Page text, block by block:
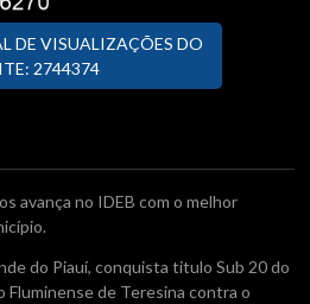
DE VISUALIZAÇÕES DO
2744374
avança no IDEB com o melhor
do Piauí, conquista titulo Sub 20 do
Fluminense de Teresina contra o